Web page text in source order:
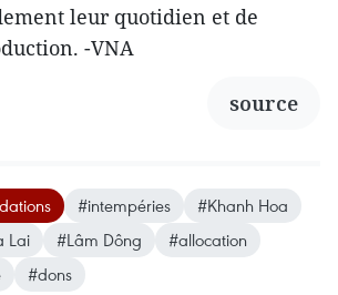
leur quotidien et de
-VNA
source
#intempéries
#Khanh Hoa
Lai #Lâm Dông
#allocation
#dons